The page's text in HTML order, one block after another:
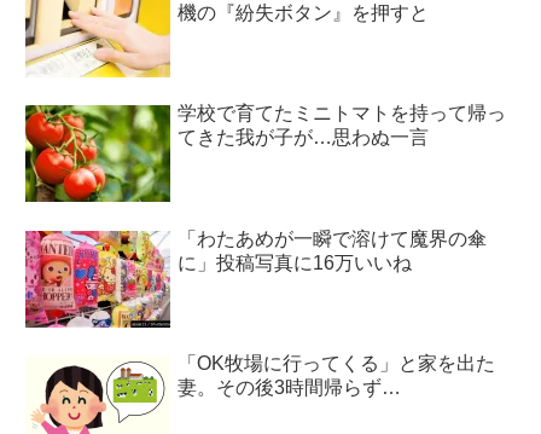
機の『紛失ボタン』を押すと
学校で育てたミニトマトを持って帰っ
てきた我が子が…思わぬ一言
「わたあめが一瞬で溶けて魔界の傘
に」投稿写真に16万いいね
「OK牧場に行ってくる」と家を出た
妻。その後3時間帰らず…